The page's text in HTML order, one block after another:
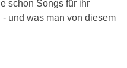
schon Songs für ihr
und was man von diesem